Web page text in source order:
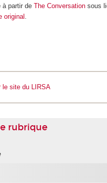
à partir de The Conversationsous
original .
le site du LIRSA
rubrique